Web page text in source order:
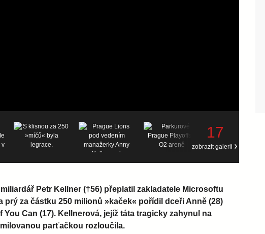
17
zobrazit galerii
Petr Kellner (†56) přeplatil zakladatele Microsoftu
prý za částku 250 milionů »kaček« pořídil dceři Anně (28)
You Can (17). Kellnerová, jejíž táta tragicky zahynul na
parťačkou rozloučila.